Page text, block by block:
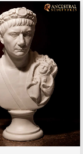
Rango
de
precios:
desde
hasta
€485,00